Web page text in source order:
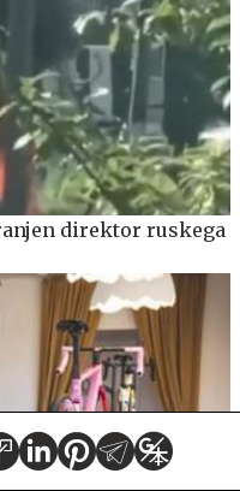
direktor ruskega